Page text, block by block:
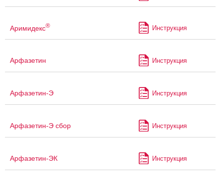
Аримидекс® Инструкция
Арфазетин Инструкция
Арфазетин-Э Инструкция
Арфазетин-Э сбор Инструкция
Арфазетин-ЭК Инструкция